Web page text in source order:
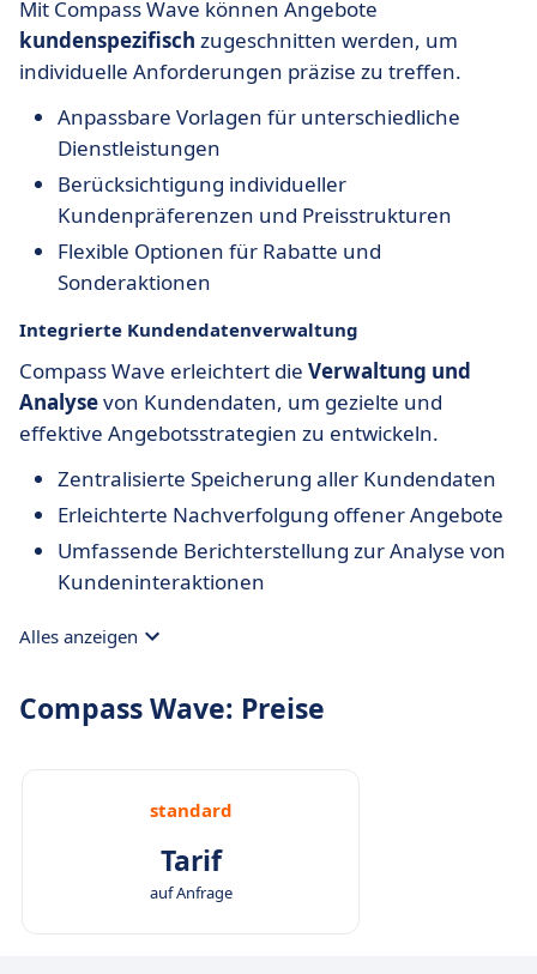
Mit Compass Wave können Angebote
kundenspezifisch zugeschnitten werden, um
individuelle Anforderungen präzise zu treffen.
Anpassbare Vorlagen für unterschiedliche
Dienstleistungen
Berücksichtigung individueller
Kundenpräferenzen und Preisstrukturen
Flexible Optionen für Rabatte und
Sonderaktionen
Integrierte Kundendatenverwaltung
Compass Wave erleichtert die Verwaltung und
Analysevon Kundendaten, um gezielte und
effektive Angebotsstrategien zu entwickeln.
Zentralisierte Speicherung aller Kundendaten
Erleichterte Nachverfolgung offener Angebote
Umfassende Berichterstellung zur Analyse von
Kundeninteraktionen
Alles anzeigen
Compass Wave: Preise
standard
Tarif
auf Anfrage